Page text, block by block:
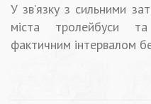
У зв’язку з сильними
міста тролейбуси
фактичним інтервалом